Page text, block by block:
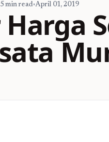
5 min read•April 01, 2019